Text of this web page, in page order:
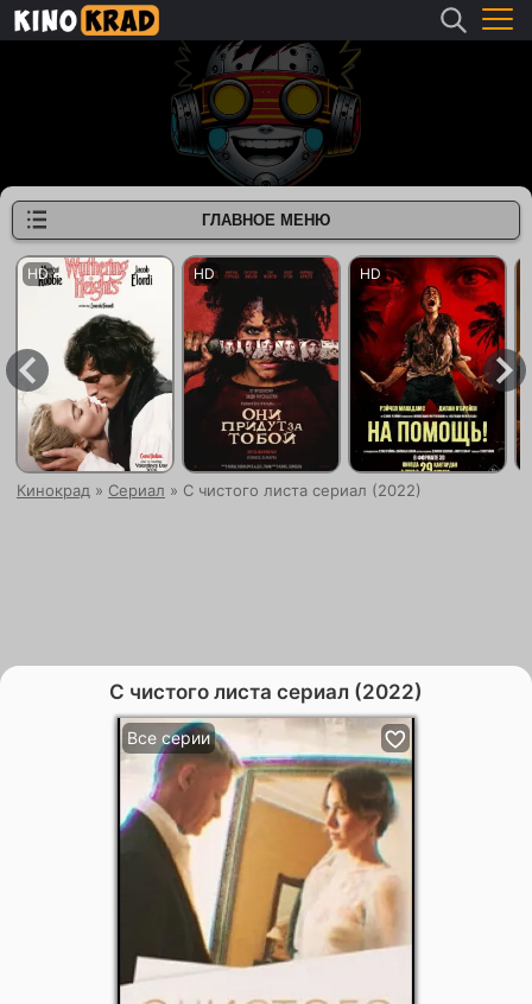
Кинокрад » Сериал » С чистого листа сериал (2022)
С чистого листа сериал (2022)
Все серии
ГЛАВНОЕ МЕНЮ